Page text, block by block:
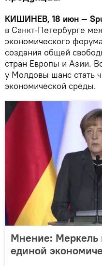
КИШИНЕВ, 18 июн —
в Санкт-Петербурге
экономического
создания общей
стран Европы и Азии.
у Молдовы шанс стать
экономической среды.
Мнение: Меркель
единой